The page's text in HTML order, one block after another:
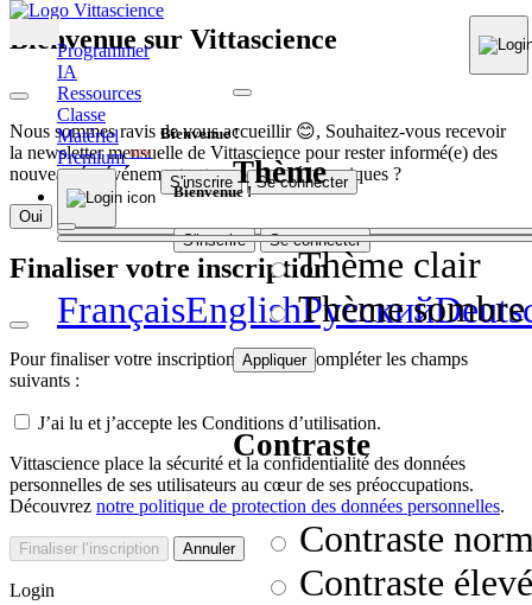
Bienvenue sur Vittascience
Nous sommes ravis de vous accueillir 😊, Souhaitez-vous recevoir
la newsletter mensuelle de Vittascience pour rester informé(e) des
nouveautés, événements et contenus pédagogiques ?
Oui
Finaliser votre inscription
Pour finaliser votre inscription, veuillez compléter les champs
suivants :
J’ai lu et j’accepte les Conditions d’utilisation.
Vittascience place la sécurité et la confidentialité des données
personnelles de ses utilisateurs au cœur de ses préoccupations.
Découvrez notre politique de protection des données personnelles.
Finaliser l’inscription Annuler
Login
Bienvenue !
S'inscrire Se connecter
Programmer
IA
Ressources
Classe
Matériel
PremiumNEW
Bienvenue !
S'inscrire Se connecter
Thème
Thème clair
Thème sombre
Appliquer
Contraste
Contraste
Contraste élevé
FrançaisEnglishPусский